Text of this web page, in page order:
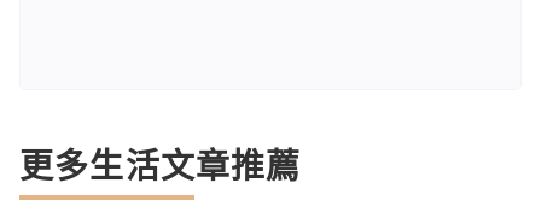
更多生活文章推薦